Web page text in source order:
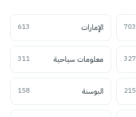
703 الإمارات 613
327 معلومات سياحية 311
215 البوسنة 158